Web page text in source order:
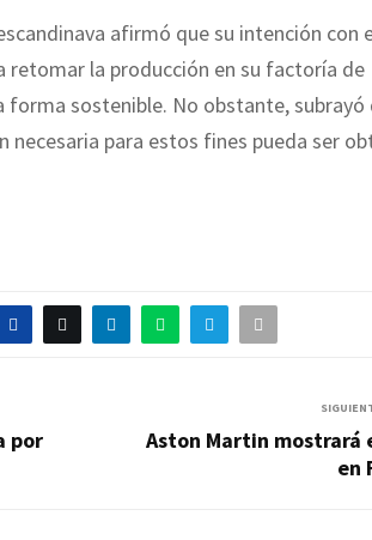
afirmó que su intención con
retomar la producción en su factoría de
sostenible. No obstante, subrayó
necesaria para estos fines pueda ser
por
Aston Martin mostrará
en